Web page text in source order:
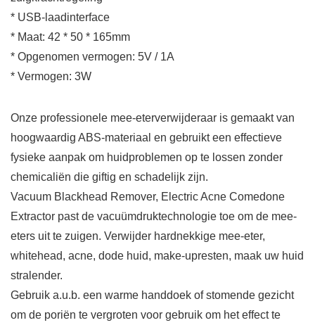
* USB-laadinterface
* Maat: 42 * 50 * 165mm
* Opgenomen vermogen: 5V / 1A
* Vermogen: 3W
Onze professionele mee-eterverwijderaar is gemaakt van
hoogwaardig ABS-materiaal en gebruikt een effectieve
fysieke aanpak om huidproblemen op te lossen zonder
chemicaliën die giftig en schadelijk zijn.
Vacuum Blackhead Remover, Electric Acne Comedone
Extractor past de vacuümdruktechnologie toe om de mee-
eters uit te zuigen. Verwijder hardnekkige mee-eter,
whitehead, acne, dode huid, make-upresten, maak uw huid
stralender.
Gebruik a.u.b. een warme handdoek of stomende gezicht
om de poriën te vergroten voor gebruik om het effect te